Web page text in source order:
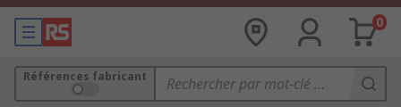
0
Références fabricant